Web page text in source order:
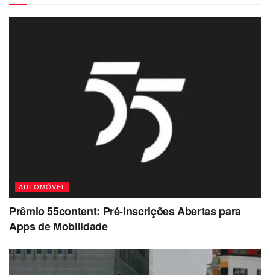
AUTOMÓVEL
Prêmio 55content: Pré-inscrições Abertas para
Apps de Mobilidade